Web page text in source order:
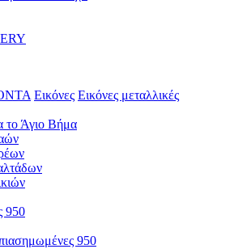
Εικόνες Εικόνες μεταλλικές
το Άγιο Βήμα
950
950